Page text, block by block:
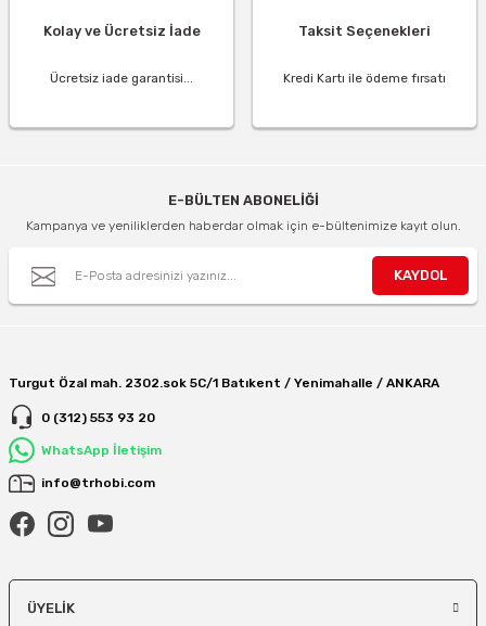
Kolay ve Ücretsiz İade
Ücretsiz iade garantisi...
Taksit Seçenekleri
Kredi Kartı ile ödeme fırsatı
E-BÜLTEN ABONELİĞİ
Kampanya ve yeniliklerden haberdar olmak için e-bültenimize kayıt olun.
KAYDOL
Turgut Özal mah. 2302.sok 5C/1 Batıkent / Yenimahalle / ANKARA
0 (312) 553 93 20
WhatsApp İletişim
info@trhobi.com
ÜYELIK